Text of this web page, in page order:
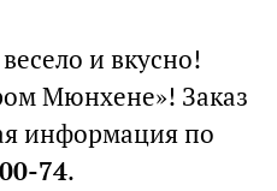
и вкусно!
Мюнхене»! Заказ
информация по
74.